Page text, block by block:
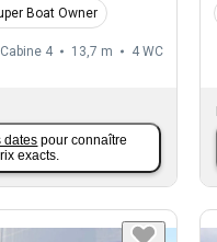
Boat Owner
Cabine 4 13,7 m 4 WC
dates pour connaître
exacts.